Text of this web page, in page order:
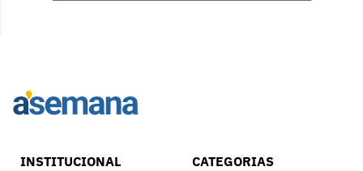
INSTITUCIONAL CATEGORIAS